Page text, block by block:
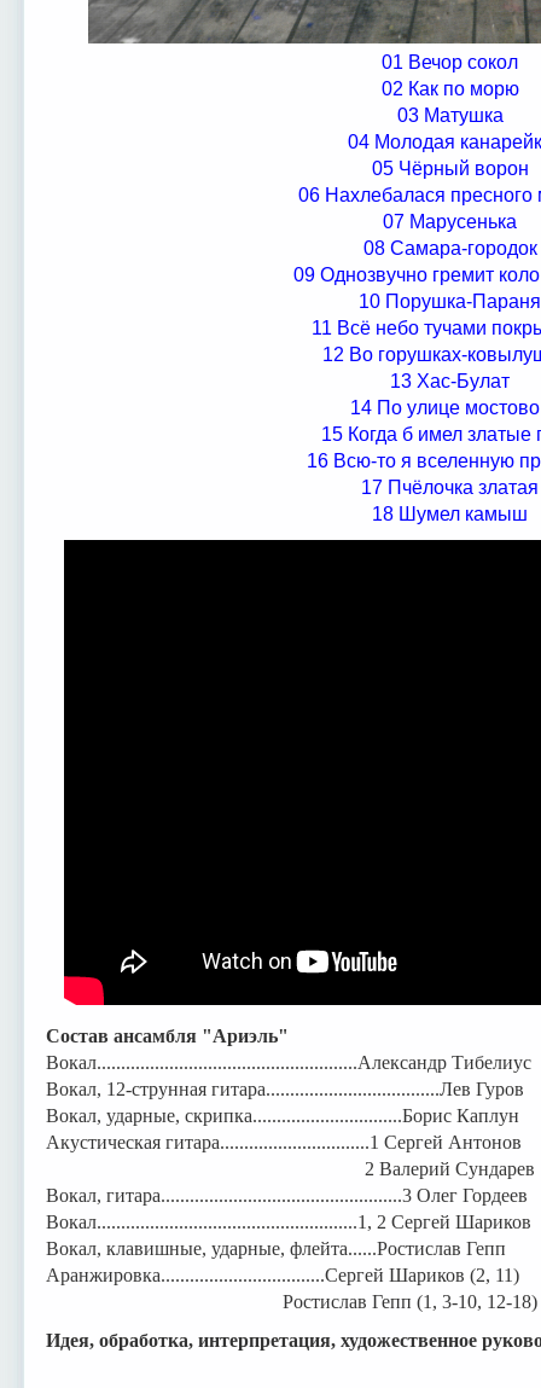
01 Вечор сокол
02 Как по морю
03 Матушка
04 Молодая
05 Чёрный ворон
06 Нахлебалася пресного
07 Марусенька
08 Самара-городок
09 Однозвучно гремит
10 Порушка-Параня
11 Всё небо тучами
12 Во горушках-
13 Хас-Булат
14 По улице
15 Когда б имел златые
16 Всю-то я вселенную
17 Пчёлочка златая
18 Шумел камыш
Состав ансамбля "Ариэль"
Вокал......................................................Александр Тибелиус
Вокал, 12-струнная гитара....................................Лев Гуров
Вокал, ударные, скрипка...............................Борис Каплун
Акустическая гитара...............................1 Сергей Антонов
2 Валерий Сундарев
Вокал, гитара..................................................3 Олег Гордеев
Вокал......................................................1, 2 Сергей Шариков
Вокал, клавишные, ударные, флейта......Ростислав Гепп
Аранжировка..................................Сергей Шариков (2, 11)
Ростислав Гепп (1, 3-10, 12-18)
Идея, обработка, интерпретация, художественное